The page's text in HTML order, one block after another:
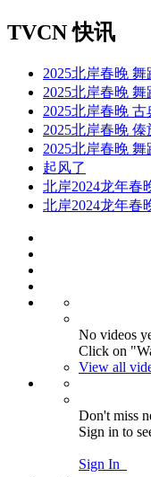
TVCN 快讯
2025北岸春晚 舞
2025北岸春晚 舞
2025北岸春晚 古
2025北岸春晚 傣
2025北岸春晚 舞
起风了
北岸2024龙年春
北岸2024龙年春
No videos
Click on
View all
Don't miss
Sign in to
Sign In